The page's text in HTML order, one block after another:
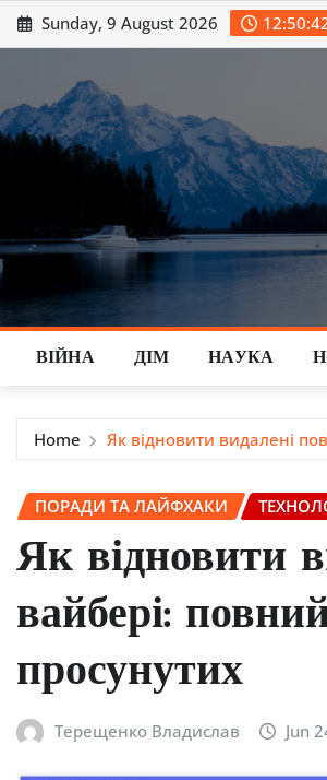
Skip
to
Sunday, 9 August 2026
ВІЙНА ДІМ НАУКА
Home Як відновити видалені
ПОРАДИ ТА ЛАЙФХАКИ
Як відновити
вайбері:
просунутих
Терещенко Владислав Jun